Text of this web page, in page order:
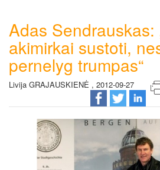
Adas Sendrauskas:
akimirkai sustoti,
pernelyg trumpas“
Livija GRAJAUSKIENĖ , 2012-09-27